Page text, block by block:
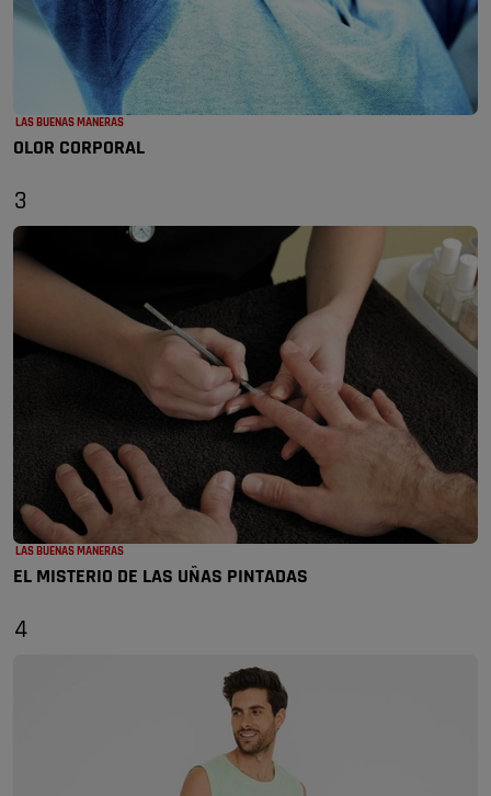
LAS BUENAS MANERAS
OLOR CORPORAL
3
LAS BUENAS MANERAS
EL MISTERIO DE LAS UÑAS PINTADAS
4